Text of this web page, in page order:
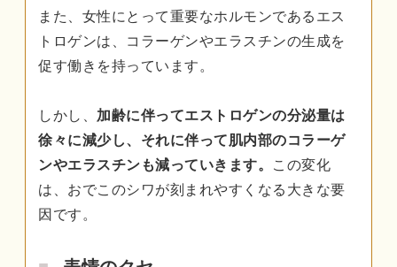
また、女性にとって重要なホルモンであるエス
トロゲンは、コラーゲンやエラスチンの生成を
促す働きを持っています。
しかし、 加齢に伴ってエストロゲンの分泌量は
徐々に減少し、それに伴って肌内部のコラーゲ
ンやエラスチンも減っていきます。
この変化
は、おでこのシワが刻まれやすくなる大きな要
因です。